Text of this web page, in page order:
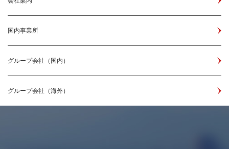
国内事業所
グループ会社（国内）
グループ会社（海外）